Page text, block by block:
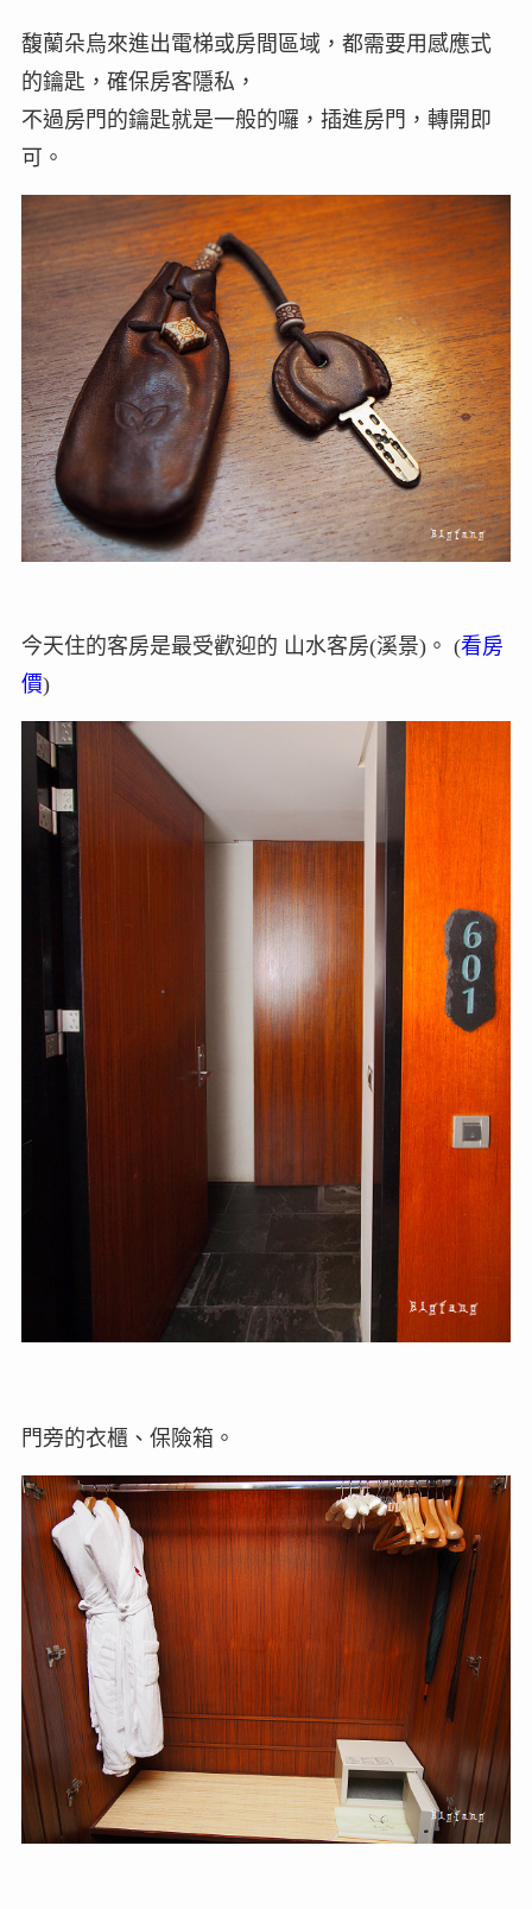
馥蘭朵烏來進出電梯或房間區域，都需要用感應式
的鑰匙，確保房客隱私，
不過房門的鑰匙就是一般的囉，插進房門，轉開即
可。
今天住的客房是最受歡迎的 山水客房(溪景)。 (看房
價)
門旁的衣櫃、保險箱。